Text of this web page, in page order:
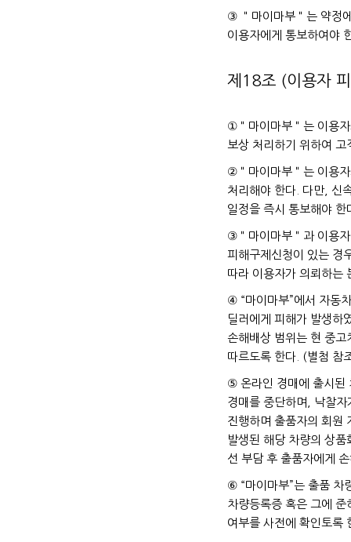
③ ＂마이마부＂는 약정
이용자에게 통보하여야
제18조 (이용자
①＂마이마부＂는 이용
보상 처리하기 위하여
②＂마이마부＂는 이용
처리해야 한다. 다만, 신
일정을 즉시 통보해야 한
③＂마이마부＂과 이용
피해구제신청이 있는 경
따라 이용자가 의뢰하는
④ “마이마부”에서 자동
딜러에게 피해가 발생하
손해배상 범위는 현 중
따르도록 한다. (별첨 참
⑤ 온라인 경매에 출시된
경매를 중단하며, 낙찰
진행하며 출품자의 회원
발생된 해당 차량의 상
선 부담 후 출품자에게
⑥ “마이마부”는 출품 차
차량등록증 혹은 그에
여부를 사전에 확인토록